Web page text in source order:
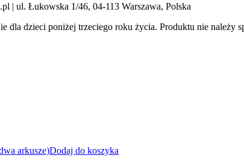
| ul. Łukowska 1/46, 04-113 Warszawa, Polska
dla dzieci poniżej trzeciego roku życia. Produktu nie
Dodaj do koszyka